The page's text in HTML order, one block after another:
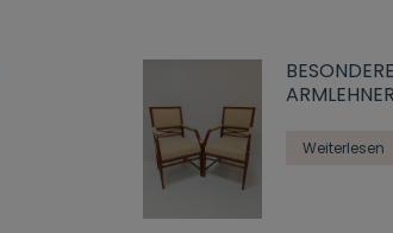
ARMLEHNER
Weiterlesen